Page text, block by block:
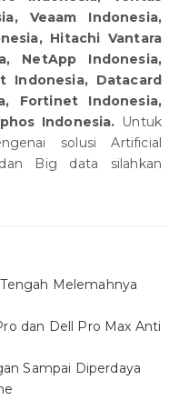
Veaam Indonesia,
Hitachi Vantara
NetApp Indonesia,
Indonesia, Datacard
Fortinet Indonesia,
Indonesia. Untuk
solusi Artificial
Big data silahkan
Melemahnya
dan Dell Pro Max Anti
Sampai Diperdaya